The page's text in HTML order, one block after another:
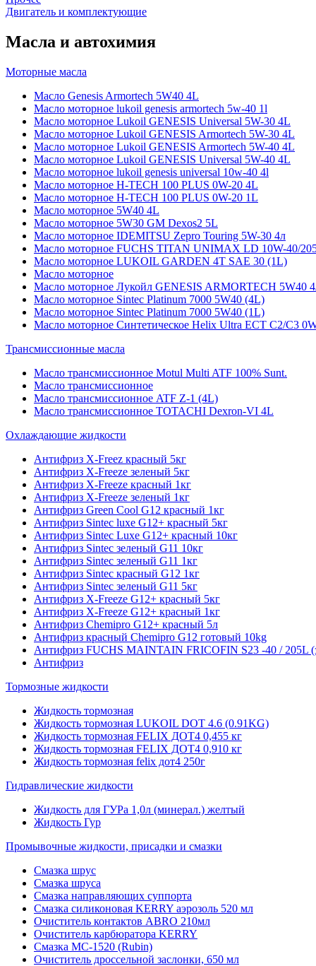
Двигатель и комплектующие
Масла и автохимия
Моторные масла
Масло Genesis Armortech 5W40 4L
Масло моторное lukoil genesis armortech 5w-40 1l
Масло моторное Lukoil GENESIS Universal 5W-30 4L
Масло моторное Lukoil GENESIS Armortech 5W-30 4L
Масло моторное Lukoil GENESIS Armortech 5W-40 4L
Масло моторное Lukoil GENESIS Universal 5W-40 4L
Масло моторное lukoil genesis universal 10w-40 4l
Масло моторное H-TECH 100 PLUS 0W-20 4L
Масло моторное H-TECH 100 PLUS 0W-20 1L
Масло моторное 5W40 4L
Масло моторное 5W30 GM Dexos2 5L
Масло моторное IDEMITSU Zepro Touring 5W-30 4л
Масло моторное FUCHS TITAN UNIMAX LD 10W-40/
Масло моторное LUKOIL GARDEN 4Т SAE 30 (1L)
Масло моторное
Масло моторное Лукойл GENESIS ARMORTECH 5W40
Масло моторное Sintec Platinum 7000 5W40 (4L)
Масло моторное Sintec Platinum 7000 5W40 (1L)
Масло моторное Синтетическое Helix Ultra ECT C2/C3
Трансмиссионные масла
Масло трансмиссионное Motul Multi ATF 100% Sunt.
Масло трансмиссионное
Масло трансмиссионное ATF Z-1 (4L)
Масло трансмиссионное TOTACHI Dexron-VI 4L
Охлаждающие жидкости
Антифриз X-Freez красный 5кг
Антифриз X-Freeze зеленый 5кг
Антифриз X-Freeze красный 1кг
Антифриз X-Freeze зеленый 1кг
Антифриз Green Cool G12 красный 1кг
Антифриз Sintec luxe G12+ красный 5кг
Антифриз Sintec Luxe G12+ красный 10кг
Антифриз Sintec зеленый G11 10кг
Антифриз Sintec зеленый G11 1кг
Антифриз Sintec красный G12 1кг
Антифриз Sintec зеленый G11 5кг
Антифриз X-Freeze G12+ красный 5кг
Антифриз X-Freeze G12+ красный 1кг
Антифриз Chemipro G12+ красный 5л
Антифриз красный Chemipro G12 готовый 10kg
Антифриз FUCHS MAINTAIN FRICOFIN S23 -40 / 205L
Антифриз
Тормозные жидкости
Жидкость тормозная
Жидкость тормозная LUKOIL DOT 4.6 (0.91KG)
Жидкость тормозная FELIX ДОТ4 0,455 кг
Жидкость тормозная FELIX ДОТ4 0,910 кг
Жидкость тормозная felix дот4 250г
Гидравлические жидкости
Жидкость для ГУРа 1,0л (минерал.) желтый
Жидкость Гур
Промывочные жидкости, присадки и смазки
Смазка шрус
Смазка шруса
Смазка направляющих суппорта
Смазка силиконовая KERRY аэрозоль 520 мл
Очиститель контактов ABRO 210мл
Очиститель карбюратора KERRY
Смазка МС-1520 (Rubin)
Очиститель дроссельной заслонки, 650 мл